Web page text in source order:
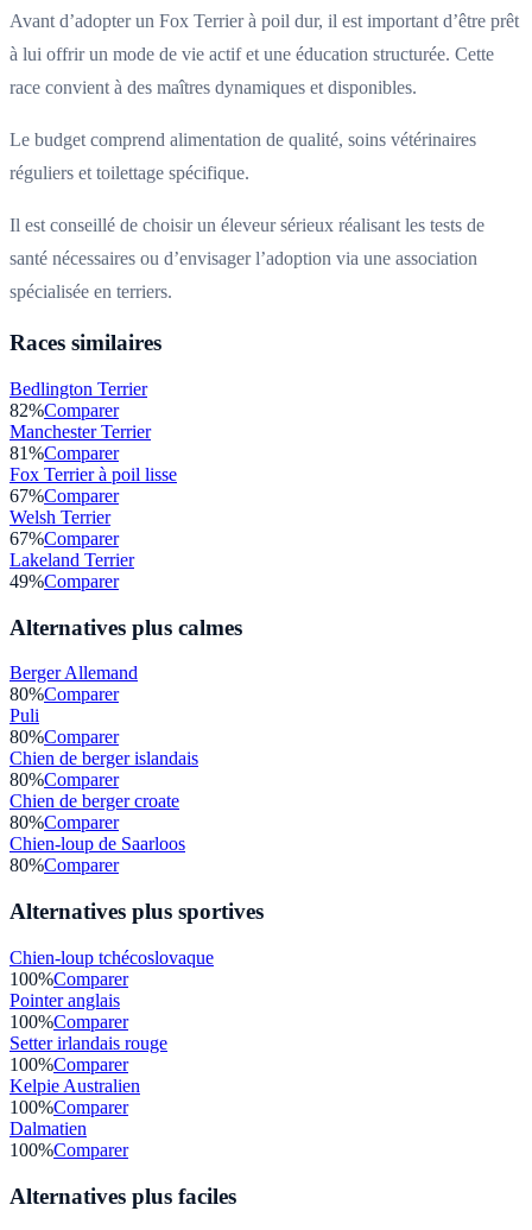
Avant d’adopter un Fox Terrier à poil dur, il est important d’être prêt
à lui offrir un mode de vie actif et une éducation structurée. Cette
race convient à des maîtres dynamiques et disponibles.
Le budget comprend alimentation de qualité, soins vétérinaires
réguliers et toilettage spécifique.
Il est conseillé de choisir un éleveur sérieux réalisant les tests de
santé nécessaires ou d’envisager l’adoption via une association
spécialisée en terriers.
Races similaires
Bedlington Terrier
82%Comparer
Manchester Terrier
81%Comparer
Fox Terrier à poil lisse
67%Comparer
Welsh Terrier
67%Comparer
Lakeland Terrier
49%Comparer
Alternatives plus calmes
Berger Allemand
80%Comparer
Puli
80%Comparer
Chien de berger islandais
80%Comparer
Chien de berger croate
80%Comparer
Chien-loup de Saarloos
80%Comparer
Alternatives plus sportives
Chien-loup tchécoslovaque
100%Comparer
Pointer anglais
100%Comparer
Setter irlandais rouge
100%Comparer
Kelpie Australien
100%Comparer
Dalmatien
100%Comparer
Alternatives plus faciles